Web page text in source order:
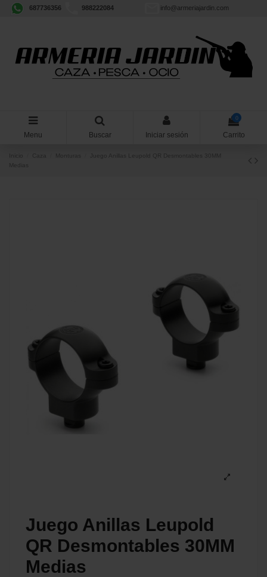
687736356 988222084 info@armeriajardin.com
Menu Buscar Iniciar sesión
0
Carrito
Juego Anillas Leupold QR Desmontables 30MM
Juego Anillas Leupold
QR Desmontables 30MM
Medias